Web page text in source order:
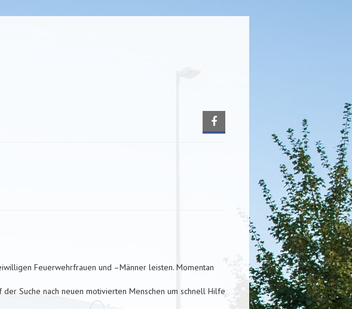
Feuerwehrfrauen und –Männer leisten. Momentan
Suche nach neuen motivierten Menschen um schnell Hilfe